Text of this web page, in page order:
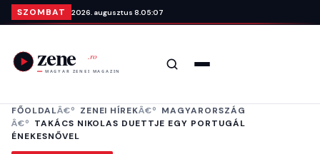
Ugrás a tartalomra
SZOMBAT 2026. augusztus 8. 05:07
Keresés
FŐOLDAL ZENEI HÍREK
MAGYARORSZÁG
TAKÁCS NIKOLAS DUETTJE EGY PORTUGÁL
ÉNEKESNŐVEL